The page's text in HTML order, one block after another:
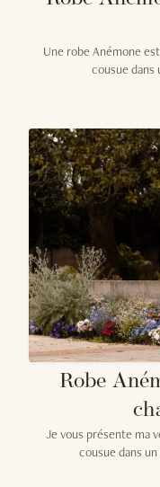
Une robe Anémone
cousue dans
Robe
Je vous présente ma
cousue dans